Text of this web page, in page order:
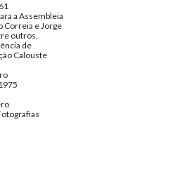
a Assembleia
Correia e Jorge
outros,
de
Calouste